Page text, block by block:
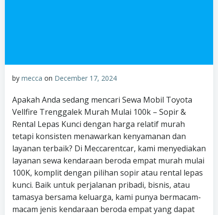
by mecca on December 17, 2024
Apakah Anda sedang mencari Sewa Mobil Toyota
Vellfire Trenggalek Murah Mulai 100k – Sopir &
Rental Lepas Kunci dengan harga relatif murah
tetapi konsisten menawarkan kenyamanan dan
layanan terbaik? Di Meccarentcar, kami menyediakan
layanan sewa kendaraan beroda empat murah mulai
100K, komplit dengan pilihan sopir atau rental lepas
kunci. Baik untuk perjalanan pribadi, bisnis, atau
tamasya bersama keluarga, kami punya bermacam-
macam jenis kendaraan beroda empat yang dapat